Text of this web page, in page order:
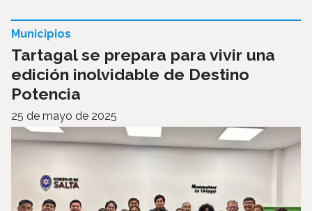
Tartagal se prepara para vivir una
edición inolvidable de Destino
Potencia
Municipios
25 de mayo de 2025